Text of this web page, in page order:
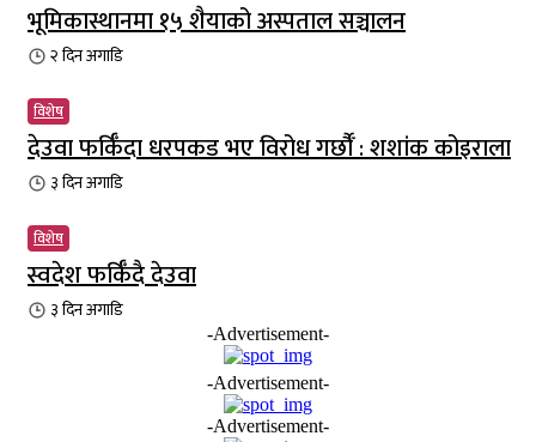
भूमिकास्थानमा १५ शैयाको अस्पताल सञ्चालन
२ दिनअगाडि
विशेष
देउवा फर्किँदा धरपकड भए विरोध गर्छौँं : शशांक कोइराला
३ दिनअगाडि
विशेष
स्वदेश फर्किँदै देउवा
३ दिनअगाडि
-Advertisement-
-Advertisement-
-Advertisement-